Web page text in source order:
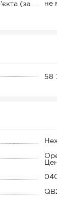
(за
не
58